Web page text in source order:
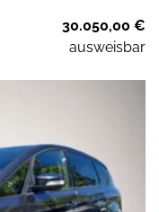
30.050,00 €
ausweisbar